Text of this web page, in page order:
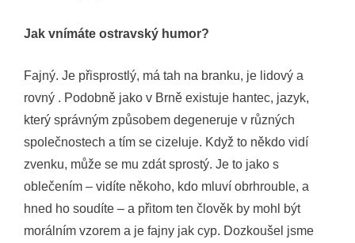
Jak vnímáte ostravský humor?
Fajný. Je přisprostlý, má tah na branku, je lidový a
rovný . Podobně jako v Brně existuje hantec, jazyk,
který správným způsobem degeneruje v různých
společnostech a tím se cizeluje. Když to někdo vidí
zvenku, může se mu zdát sprostý. Je to jako s
oblečením – vidíte někoho, kdo mluví obrhrouble, a
hned ho soudíte – a přitom ten člověk by mohl být
morálním vzorem a je fajny jak cyp. Dozkoušel jsme